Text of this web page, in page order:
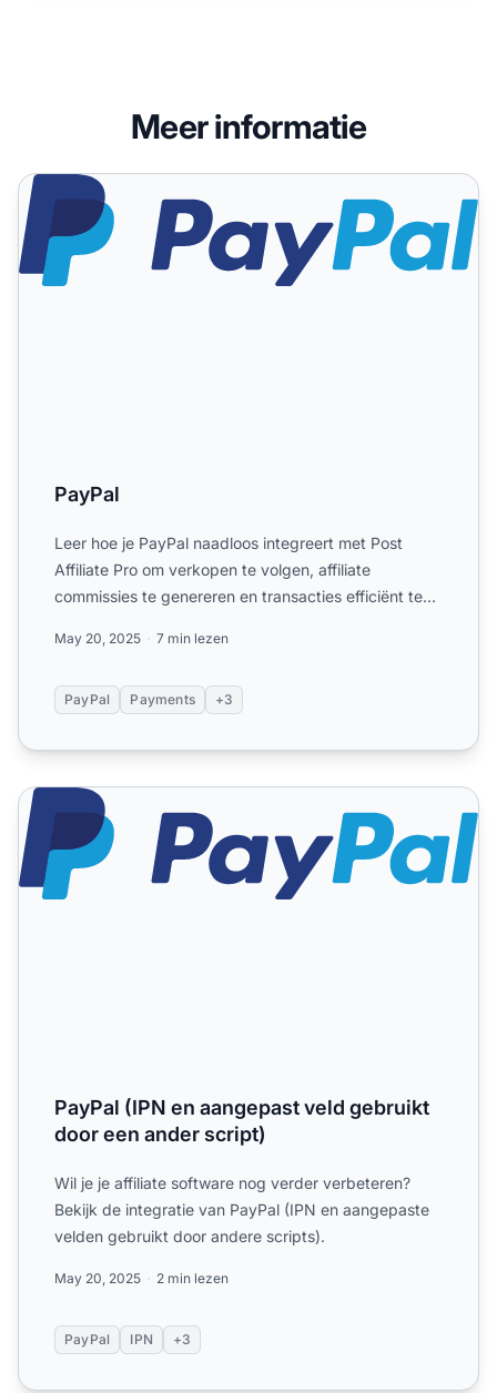
Meer informatie
PayPal
PayPal
Leer hoe je PayPal naadloos integreert met Post
Affiliate Pro om verkopen te volgen, affiliate
commissies te genereren en transacties efficiënt te
May 20, 2025 7 min lezen
PayPal Payments +3
PayPal (IPN en aangepast veld gebruikt door een ander
PayPal (IPN en aangepast veld gebruikt
door een ander script)
Wil je je affiliate software nog verder verbeteren?
Bekijk de integratie van PayPal (IPN en aangepaste
velden gebruikt door andere scripts).
May 20, 2025 2 min lezen
PayPal IPN +3